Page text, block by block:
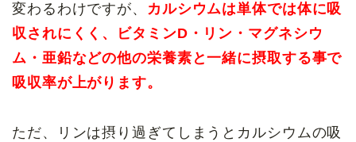
変わるわけですが、
カルシウムは単体では体に吸
収されにくく、ビタミンD・リン・マグネシウ
ム・亜鉛などの他の栄養素と一緒に摂取する事で
吸収率が上がります。
ただ、リンは摂り過ぎてしまうとカルシウムの吸